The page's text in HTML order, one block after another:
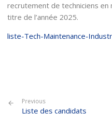
recrutement de techniciens en
titre de l’année 2025.
liste-Tech-Maintenance-
Previous
Liste des candidats